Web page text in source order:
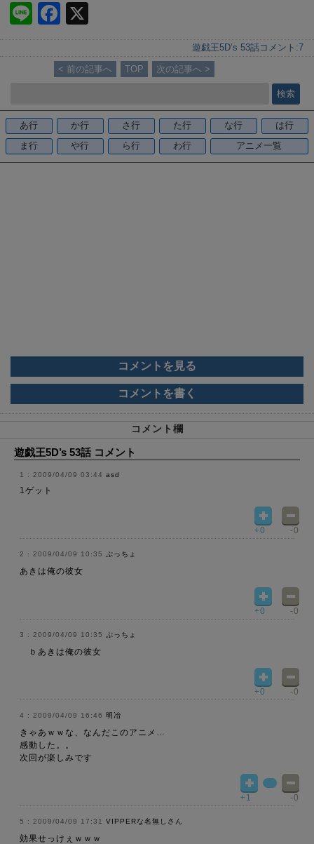
Li
n
e
F
a
c
e
o
o
k
遊戯王5D’s 53話 コメント:7
< 前の記事へ TOP 次の記事へ >
あ行 か行 さ行 た行 な行
は行
ま行
や行 ら行 わ行 アニメ一覧
コメントを見る
コメントを書く
コメント欄
遊戯王5D’s 53話 コメント
2009/04/09 03:44 asd
1ゲット
+0 -0
2009/04/09 10:35 ぷっちょ
あきは俺の彼女
+0 -0
2009/04/09 10:35 ぷっちょ
ｂあきは俺の彼女
+0 -0
2009/04/09 16:46 明冶
きゃあｗｗな、なんだこのアニメ…
感動した。。
次回が楽しみです
+1 -0
2009/04/09 17:31 VIPPERな名無しさん
効果せっけぇｗｗｗ